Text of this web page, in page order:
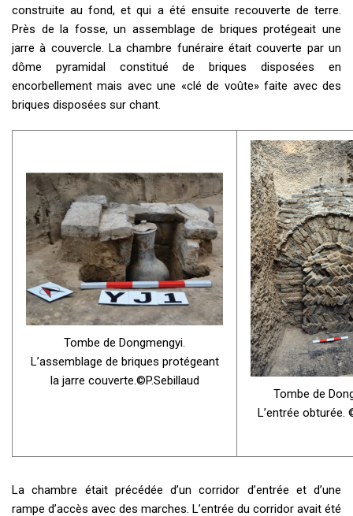
construite au fond, et qui a été ensuite recouverte de terre.
Près de la fosse, un assemblage de briques protégeait une
jarre à couvercle. La chambre funéraire était couverte par un
dôme pyramidal constitué de briques disposées en
encorbellement mais avec une «clé de voûte» faite avec des
briques disposées sur chant.
Tombe de Dongmengyi.
L’assemblage de briques protégeant
la jarre couverte.©P.Sebillaud
Tombe de
L’entrée obturée.
La chambre était précédée d’un corridor d’entrée et d’une
rampe d’accès avec des marches. L’entrée du corridor avait été